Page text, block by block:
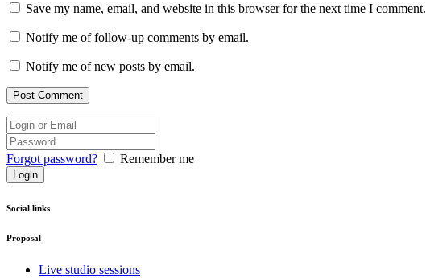
Save my name, email, and website in this browser for the next time I comment.
Notify me of follow-up comments by email.
Notify me of new posts by email.
Forgot password? Remember me
Social links
Proposal
Live studio sessions